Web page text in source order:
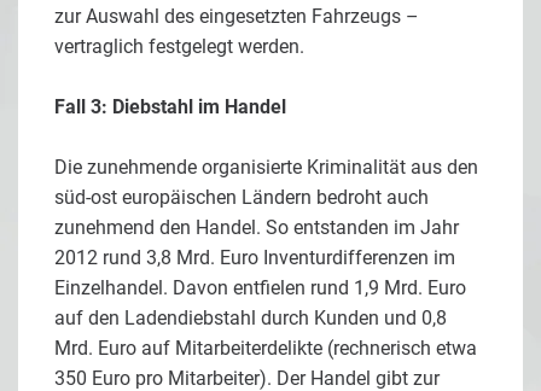
zur Auswahl des eingesetzten Fahrzeugs –
vertraglich festgelegt werden.
Fall 3: Diebstahl im Handel
Die zunehmende organisierte Kriminalität aus den
süd-ost europäischen Ländern bedroht auch
zunehmend den Handel. So entstanden im Jahr
2012 rund 3,8 Mrd. Euro Inventurdifferenzen im
Einzelhandel. Davon entfielen rund 1,9 Mrd. Euro
auf den Ladendiebstahl durch Kunden und 0,8
Mrd. Euro auf Mitarbeiterdelikte (rechnerisch etwa
350 Euro pro Mitarbeiter). Der Handel gibt zur